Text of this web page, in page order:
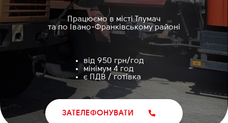
Працюємо в місті Тлумач
та по Івано-Франківському районі
від 950 грн/год
мінімум 4 год
є ПДВ / готівка
ЗАТЕЛЕФОНУВАТИ